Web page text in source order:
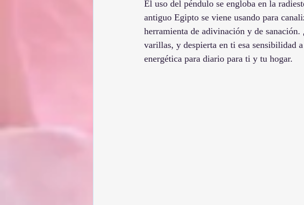
El uso del péndulo se engloba en la
antiguo Egipto se viene usando para
herramienta de adivinación y de
varillas, y despierta en ti esa sensibilidad
energética para diario para ti y tu hogar.